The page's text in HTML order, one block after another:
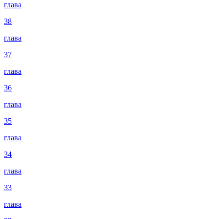
глава
38
глава
37
глава
36
глава
35
глава
34
глава
33
глава